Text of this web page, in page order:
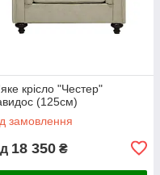
крісло "Честер"
(125см)
замовлення
18 350 ₴